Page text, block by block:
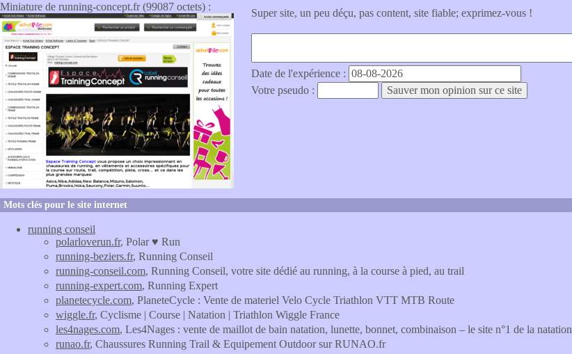
Miniature de running-concept.fr (99087 octets) :
Super site, un peu déçu, pas content, site fiable; exprimez-vous !
Date de l'expérience :
Votre pseudo :
Mots clés pour le site internet
running conseil
polarloverun.fr, Polar ♥ Run
running-beziers.fr, Running Conseil
running-conseil.com, Running Conseil, votre site dédié au running, à la course à pied, au trail
running-expert.com, Running Expert
planetecycle.com, PlaneteCycle : Vente de materiel Velo Cycle Triathlon VTT MTB Route
wiggle.fr, Cyclisme | Course | Natation | Triathlon Wiggle France
les4nages.com, Les4Nages : vente de maillot de bain natation, lunette, bonnet, combinaison – le site n°1 de la natation
runao.fr, Chaussures Running Trail & Equipement Outdoor sur RUNAO.fr